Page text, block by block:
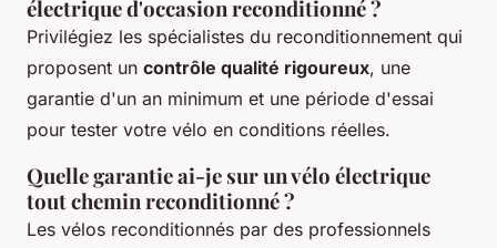
électrique d'occasion reconditionné ?
Privilégiez les spécialistes du reconditionnement qui
proposent un contrôle qualité rigoureux, une
garantie d'un an minimum et une période d'essai
pour tester votre vélo en conditions réelles.
Quelle garantie ai-je sur un vélo électrique
tout chemin reconditionné ?
Les vélos reconditionnés par des professionnels